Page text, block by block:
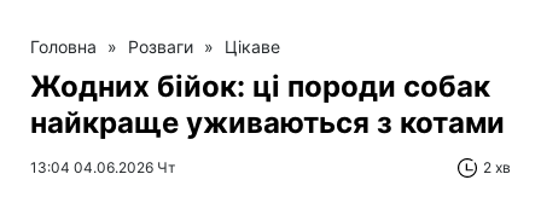
Головна » Розваги » Цікаве
Жодних бійок: ці породи собак
найкраще уживаються з котами
13:04 04.06.2026 Чт 2 хв